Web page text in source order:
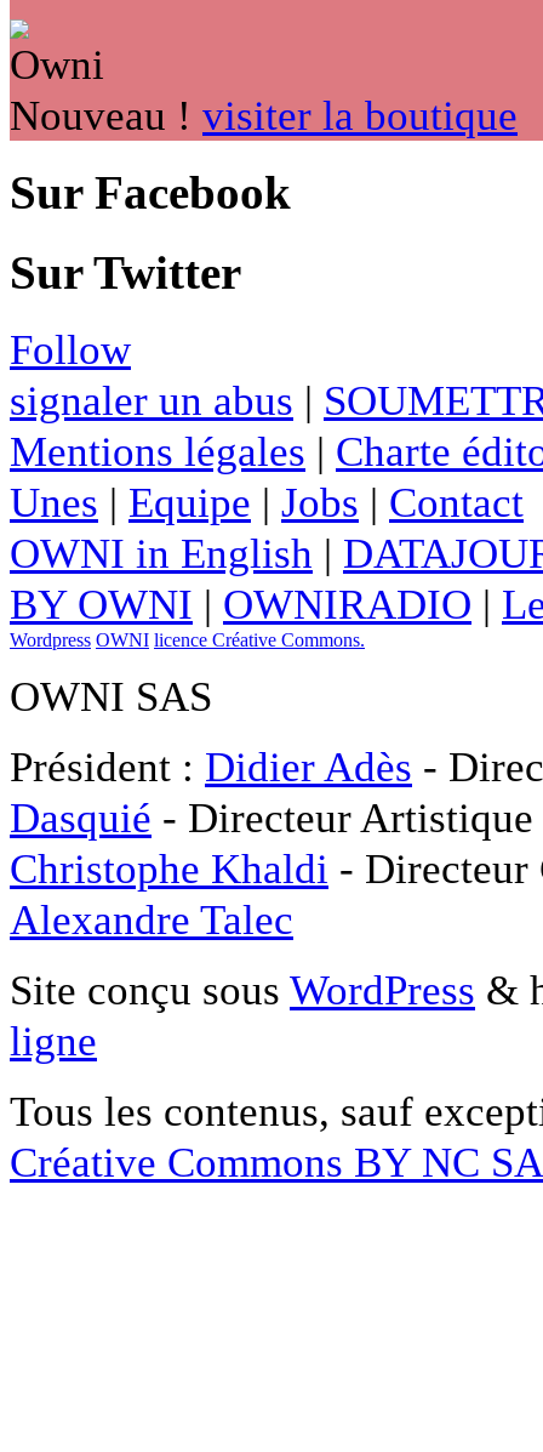
Nouveau ! visiter la boutique
Sur Facebook
Sur Twitter
Follow
signaler un abus |
Mentions légales | Charte
Unes | Equipe | Jobs | Contact
OWNI in English |
BY OWNI | OWNIRADIO |
Wordpress OWNI licence Créative Commons.
OWNI SAS
Président : Didier Adès -
Dasquié - Directeur
Christophe Khaldi -
Alexandre Talec
Site conçu sous WordPress &
ligne
Tous les contenus, sauf
Créative Commons BY NC SA